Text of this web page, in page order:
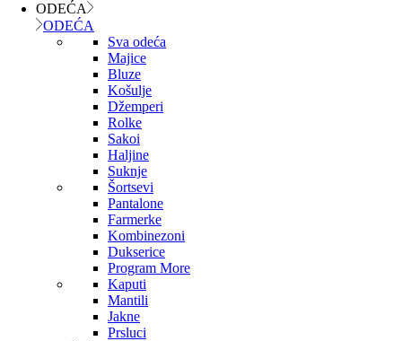
ODEĆA
ODEĆA
Sva odeća
Majice
Bluze
Košulje
Džemperi
Rolke
Sakoi
Haljine
Suknje
Šortsevi
Pantalone
Farmerke
Kombinezoni
Dukserice
Program More
Kaputi
Mantili
Jakne
Prsluci